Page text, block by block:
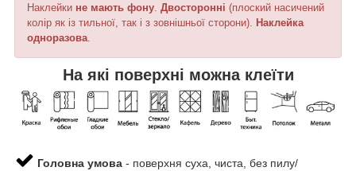
Наклейки не мають фону. Двосторонні (плоский насичений
колір як із тильної, так і з зовнішньої сторони). Наклейка
одноразова.
На які поверхні можна клеїти
Головна умова - поверхня суха, чиста, без пилу/